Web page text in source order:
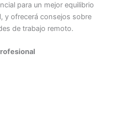
para un mejor equilibrio
y ofrecerá consejos sobre
de trabajo remoto.